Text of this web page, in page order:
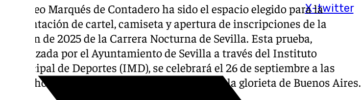
X-twitter
El paseo Marqués de Contadero ha sido el espacio elegido para la
presentación de cartel, camiseta y apertura de inscripciones de la
edición de 2025 de la Carrera Nocturna de Sevilla. Esta prueba,
organizada por el Ayuntamiento de Sevilla a través del Instituto
Municipal de Deportes (IMD), se celebrará el 26 de septiembre a las
22.00 horas, con punto de salida y llegada en la glorieta de Buenos Aires.